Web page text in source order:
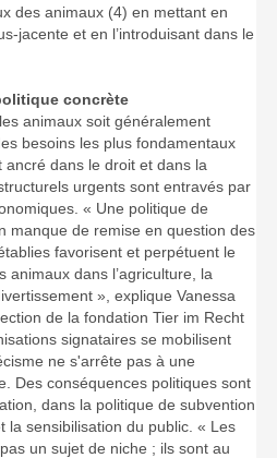
des animaux (4) en mettant en
jacente et en l’introduisant dans le
concrète
animaux soit généralement
besoins les plus fondamentaux
dans le droit et dans la
urgents sont entravés par
« Une politique de
manque de remise en question des
favorisent et perpétuent le
animaux dans l’agriculture, la
», explique Vanessa
de la fondation Tier im Recht
signataires se mobilisent
ne s'arrête pas à une
Des conséquences politiques sont
dans la politique de subvention
la sensibilisation du public. « Les
un sujet de niche ; ils sont au